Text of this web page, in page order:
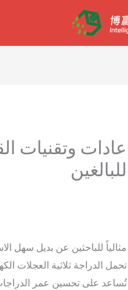
عادات وتقنيات
للبالغين
مثالياً للباحثين عن بديل سهل
تحمل الدراجة ثلاثية العجلات
تُساعد على تحسين عمر الدراجات